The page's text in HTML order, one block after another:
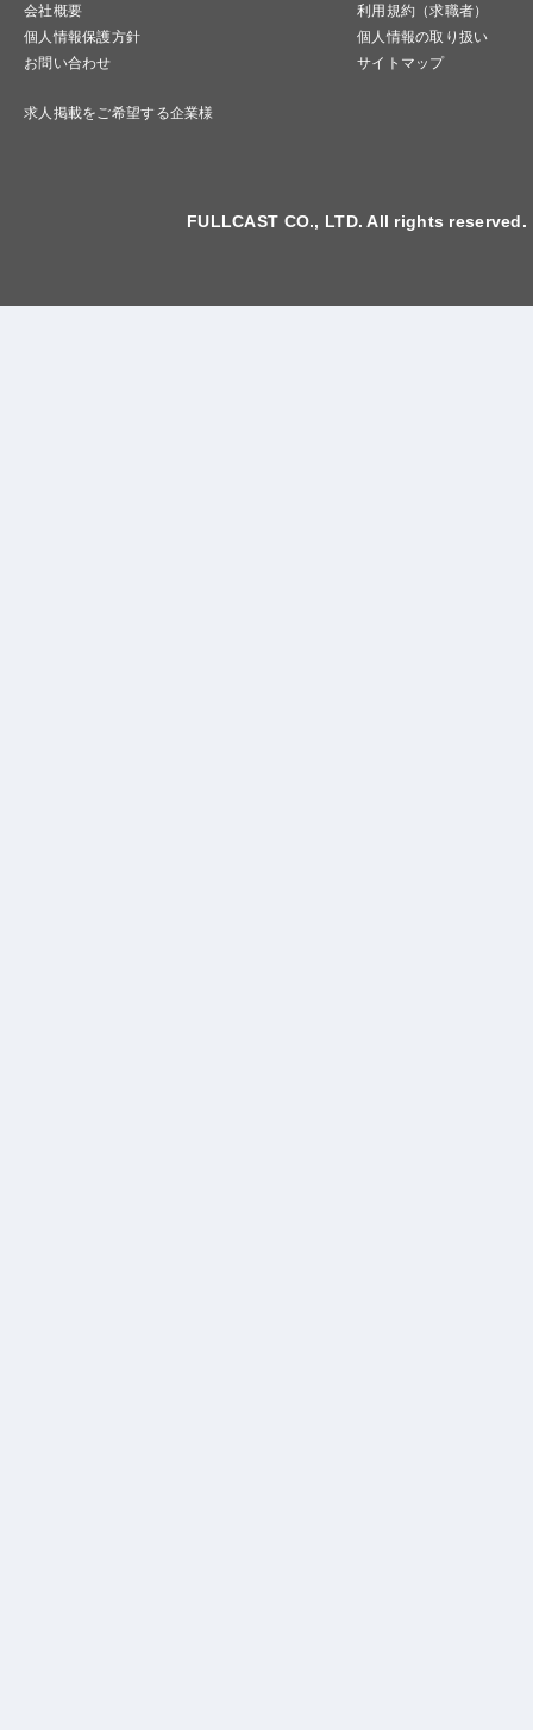
会社概要
利用規約（求職者）
個人情報保護方針
個人情報の取り扱い
お問い合わせ
サイトマップ
求人掲載をご希望する企業様
FULLCAST CO., LTD. All rights reserved.